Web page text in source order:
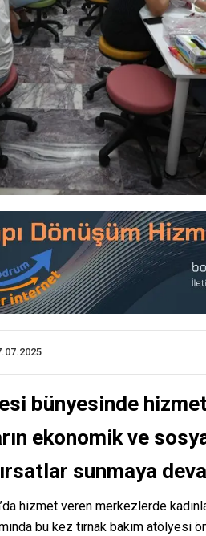
bünyesinde
ekonomik ve
sunmaya
hizmet veren merkezlerde
bu kez tırnak bakım atölyesi